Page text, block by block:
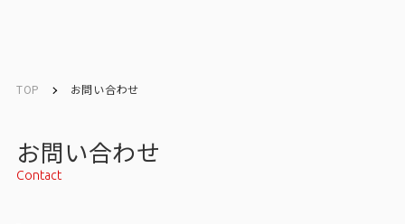
TOP お問い合わせ
お問い合わせ
Contact